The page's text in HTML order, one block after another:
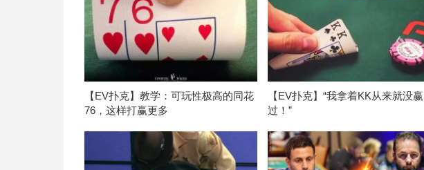
【EV扑克】教学：可玩性极高的同花
76，这样打赢更多
【EV扑克】“我拿着KK从来就没赢
过！”